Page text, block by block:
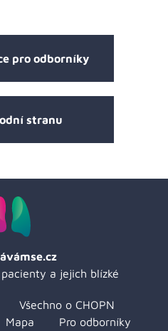
pro odborníky
stranu
a jejich blízké
Všechno o CHOPN
Mapa Pro odborníky